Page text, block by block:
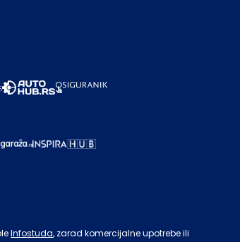
Infostuda, zarad komercijalne upotrebe ili